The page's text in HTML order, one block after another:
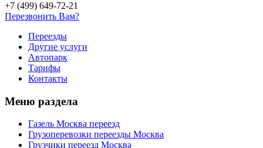
+7 (499) 649-72-21
Перезвонить Вам?
Переезды
Другие услуги
Автопарк
Тарифы
Контакты
Меню раздела
Газель Москва переезд
Грузоперевозки переезды Москва
Грузчики переезд Москва